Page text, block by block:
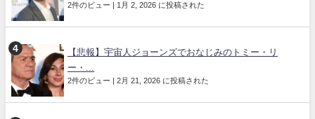
2件のビュー | 1月 2, 2026 に投稿された
【悲報】宇宙人ジョーンズでおなじみのトミー・リ
ー・...
2件のビュー | 2月 21, 2026 に投稿された